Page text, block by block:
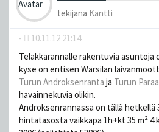
tekijänä Kantti
- 10.11.12 21:14
Telakkarannalle rakentuvia asuntoja
kyse on entisen Wärsilän
Turun Androksenranta ja Turun
havainnekuvia olikin.
Androksenrannassa on tällä hetkellä
hintatasosta vaikkapa 1h+kt 35 m² 4